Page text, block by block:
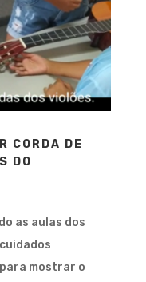
CORDA DE
DO
as aulas dos
mostrar o